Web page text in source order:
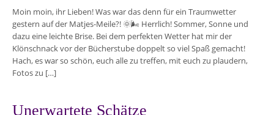
Moin moin, ihr Lieben! Was war das denn für ein Traumwetter
gestern auf der Matjes-Meile?! 🌞🌬️ Herrlich! Sommer, Sonne und
dazu eine leichte Brise. Bei dem perfekten Wetter hat mir der
Klönschnack vor der Bücherstube doppelt so viel Spaß gemacht!
Hach, es war so schön, euch alle zu treffen, mit euch zu plaudern,
Fotos zu […]
Unerwartete Schätze